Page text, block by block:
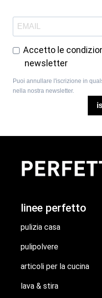
Accetto le
newsletter
Puoi annullare l'iscrizione in
nella nostra newsletter.
linee perfetto
pulizia casa
pulipolvere
articoli per la cucina
lava & stira